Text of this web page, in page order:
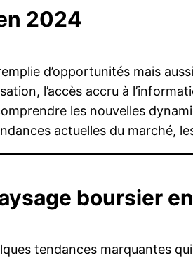
2024
d’opportunités mais
l’accès accru à
les nouvelles
actuelles du marché,
boursier
tendances marquantes